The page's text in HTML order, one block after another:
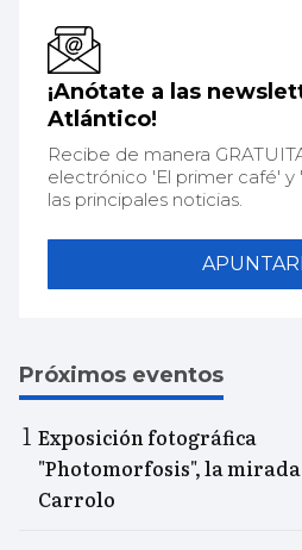
¡Anótate a las
Atlántico!
Recibe de manera
electrónico 'El primer café'
las principales noticias.
Próximos eventos
Exposición fotográfica
"Photomorfosis", la
Carrolo